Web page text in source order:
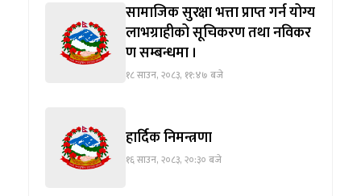
सामाजिक सुरक्षा भत्ता प्राप्त गर्न योग्य
लाभग्राहीको सूचिकरण तथा नविकर
ण सम्बन्धमा ।
१८ साउन, २०८३, ११:४७ बजे
हार्दिक निमन्त्रणा
१६ साउन, २०८३, २०:३० बजे